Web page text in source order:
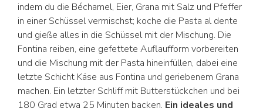
indem du die Béchamel, Eier, Grana mit Salz und Pfeffer
in einer Schüssel vermischst; koche die Pasta al dente
und gieße alles in die Schüssel mit der Mischung. Die
Fontina reiben, eine gefettete Auflaufform vorbereiten
und die Mischung mit der Pasta hineinfüllen, dabei eine
letzte Schicht Käse aus Fontina und geriebenem Grana
machen. Ein letzter Schliff mit Butterstückchen und bei
180 Grad etwa 25 Minuten backen. Ein ideales und